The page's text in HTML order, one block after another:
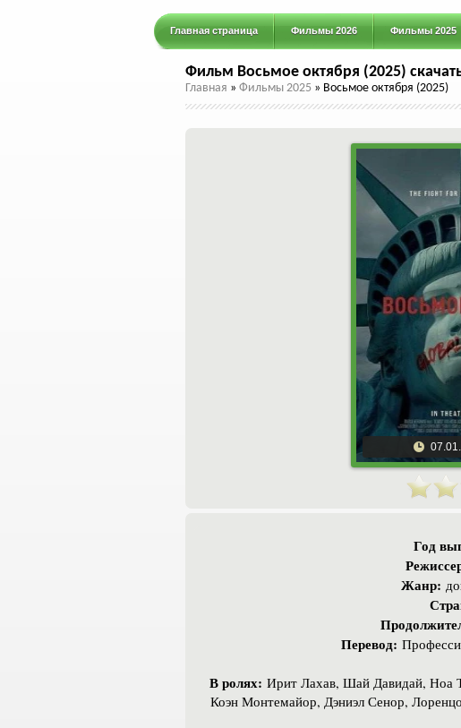
Главная страница Фильмы 2026 Фильмы 2025
Фильм Восьмое октября (2025)
Главная » Фильмы 2025 » Восьмое октября (2025)
Год
Жанр:
Перевод:
В ролях: Ирит Лахав, Шай Давидай, Ноа
Коэн Монтемайор, Дэниэл Сенор,